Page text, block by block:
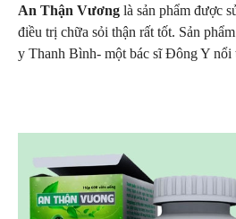
An Thận Vương là sản phẩm được
điều trị chữa sỏi thận rất tốt. Sản
y Thanh Bình- một bác sĩ Đông Y nổi